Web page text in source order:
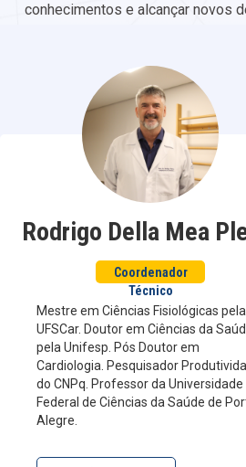
conhecimentos e alcançar novos
Rodrigo Della Mea
Coordenador
Técnico
Mestre em Ciências Fisiológicas pela
UFSCar. Doutor em Ciências da
pela Unifesp. Pós Doutor em
Cardiologia. Pesquisador
do CNPq. Professor da Universidade
Federal de Ciências da Saúde de
Alegre.